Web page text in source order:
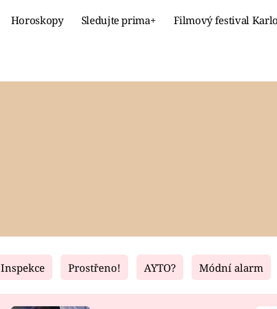
Horoskopy Sledujte prima+ Filmový festival
Fresh Living
Inspekce Prostřeno! AYTO? Módní alarm